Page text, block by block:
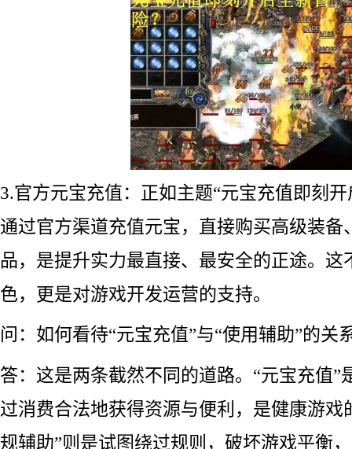
3.官方元宝充值：正如主题“元宝充值即刻
通过官方渠道充值元宝，直接购买高级装备
品，是提升实力最直接、最安全的正途。这
色，更是对游戏开发运营的支持。
问：如何看待“元宝充值”与“使用辅助”的关
答：这是两条截然不同的道路。“元宝充值”
过消费合法地获得资源与便利，是健康游戏
规辅助”则是试图绕过规则，破坏游戏平衡